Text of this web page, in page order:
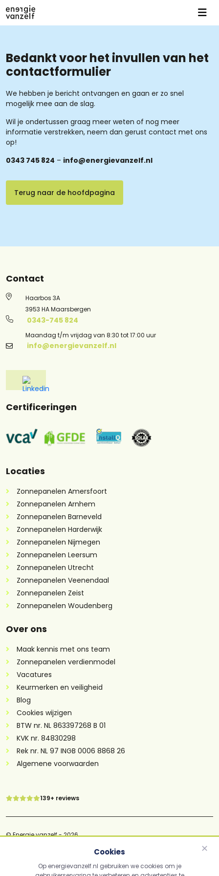
Bedankt voor het invullen van het
contactformulier
We hebben je bericht ontvangen en gaan er zo snel
mogelijk mee aan de slag.
Wil je ondertussen graag meer weten of nog meer
informatie verstrekken, neem dan gerust contact met ons
op!
0343 745 824 – info@energievanzelf.nl
Terug naar de hoofdpagina
Contact
Haarbos 3A
3953 HA Maarsbergen
0343-745 824
Maandag t/m vrijdag van 8:30 tot 17:00 uur
info@energievanzelf.nl
Certificeringen
Locaties
Zonnepanelen Amersfoort
Zonnepanelen Arnhem
Zonnepanelen Barneveld
Zonnepanelen Harderwijk
Zonnepanelen Nijmegen
Zonnepanelen Leersum
Zonnepanelen Utrecht
Zonnepanelen Veenendaal
Zonnepanelen Zeist
Zonnepanelen Woudenberg
Over ons
Maak kennis met ons team
Zonnepanelen verdienmodel
Vacatures
Keurmerken en veiligheid
Blog
Cookies wijzigen
BTW nr. NL 863397268 B 01
KVK nr. 84830298
Rek nr. NL 97 INGB 0006 8868 26
Algemene voorwaarden
139+ reviews
© Energie vanzelf - 2026
Disclaimer
✕
Cookies
Op energievanzelf.nl gebruiken we cookies om je